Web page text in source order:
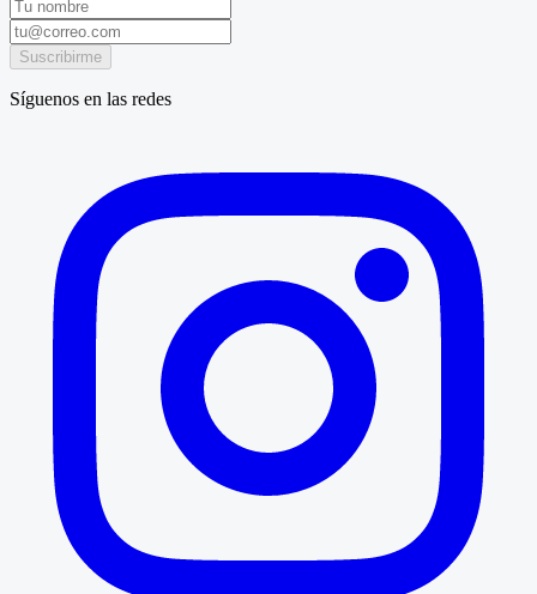
Suscribirme
Síguenos en las redes